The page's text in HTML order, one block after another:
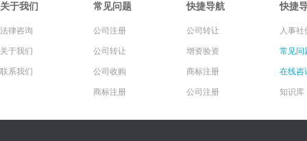
关于我们
法律咨询
关于我们
联系我们
常见问题
公司注册
公司转让
公司收购
商标注册
快捷导航
公司转让
增资验资
商标注册
公司注册
快捷
人事社
常见问
在线咨
知识库